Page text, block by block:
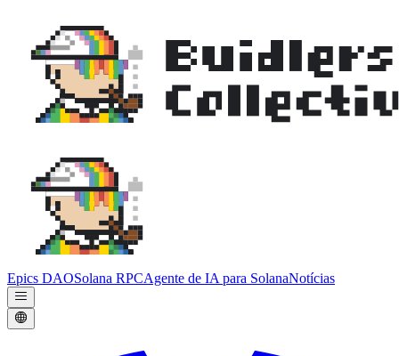
Epics DAOSolana RPCAgente de IA para SolanaNotícias